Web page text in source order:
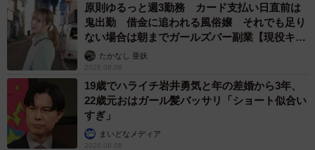
原則ゆるっと週3勤務 カード支払い日直前は
鬼出勤 借金に追われる風俗嬢 それでも足り
ない場合は朝までガールズバー副業【現役キャ
ストに取材】
たかなし 亜妖
2026.08.08
19歳でハライチ岩井勇気と年の差婚から3年、
22歳元おはガール髪バッサリ「ショート似合い
すぎ」
まいどなメディア
2026.08.08